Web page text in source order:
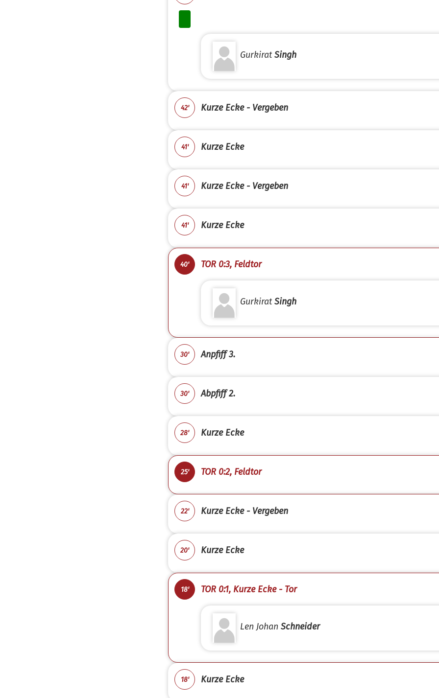
GurkiratSingh
42' Kurze Ecke - Vergeben
41' Kurze Ecke
41' Kurze Ecke - Vergeben
41' Kurze Ecke
40' TOR 0:3, Feldtor
GurkiratSingh
30' Anpfiff 3.
30' Abpfiff 2.
28' Kurze Ecke
25' TOR 0:2, Feldtor
22' Kurze Ecke - Vergeben
20' Kurze Ecke
18' TOR 0:1, Kurze Ecke - Tor
Len Johan Schneider
18' Kurze Ecke